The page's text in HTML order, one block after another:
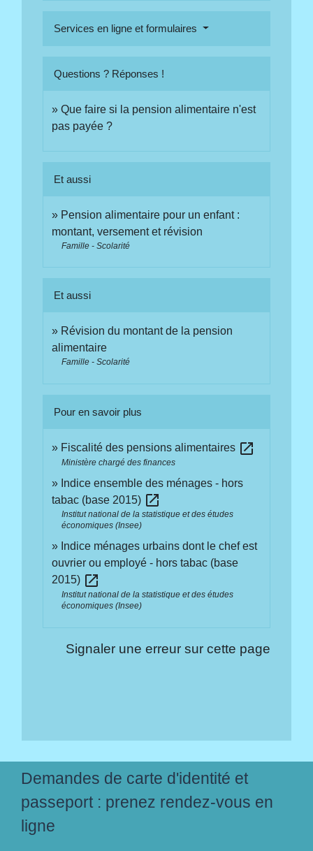
Services en ligne et formulaires
Questions ? Réponses !
Que faire si la pension alimentaire n'est
pas payée ?
Et aussi
Pension alimentaire pour un enfant :
montant, versement et révision
Famille - Scolarité
Et aussi
Révision du montant de la pension
alimentaire
Famille - Scolarité
Pour en savoir plus
Fiscalité des pensions alimentaires open_in_new
Ministère chargé des finances
Indice ensemble des ménages - hors
tabac (base 2015) open_in_new
Institut national de la statistique et des études
économiques (Insee)
Indice ménages urbains dont le chef est
ouvrier ou employé - hors tabac (base
2015) open_in_new
Institut national de la statistique et des études
économiques (Insee)
Signaler une erreur sur cette page
Demandes de carte d'identité et
passeport : prenez rendez-vous en
ligne